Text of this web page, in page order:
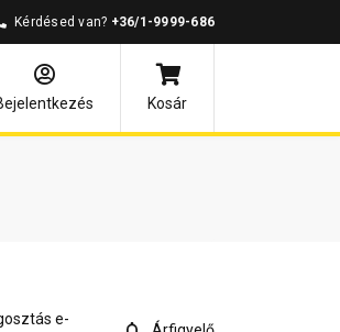
Kérdésed van? +36/1-9999-686
Kosár
Kérdések és válaszok
e-